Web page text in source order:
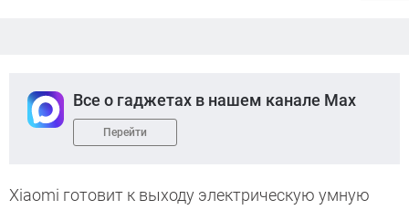
Все о гаджетах в нашем канале Max
Перейти
Xiaomi готовит к выходу электрическую умную